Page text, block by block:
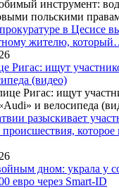
в Цесисе
жителю,
Ригас: ищут
(видео)
разыскивает
происшествия,
дном: украла у
евро через Smart-ID